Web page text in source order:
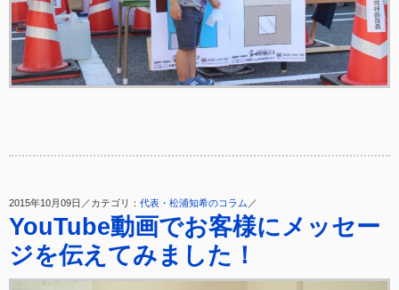
2015年10月09日／カテゴリ： 代表・松浦知希のコラム ／
YouTube動画でお客様にメッセー
ジを伝えてみました！